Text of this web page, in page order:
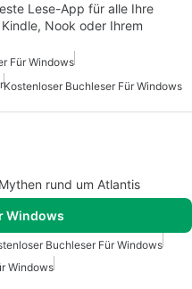
Lese-App für alle Ihre
Nook oder Ihrem
Für Windows
Kostenloser Buchleser Für Windows
rund um Atlantis
Windows
Buchleser Für Windows
Windows